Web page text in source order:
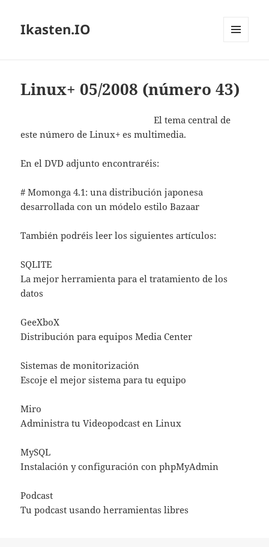
Ikasten.IO
Linux+ 05/2008 (número 43)
El tema central de
este número de Linux+ es multimedia.
En el DVD adjunto encontraréis:
# Momonga 4.1: una distribución japonesa
desarrollada con un módelo estilo Bazaar
También podréis leer los siguientes artículos:
SQLITE
La mejor herramienta para el tratamiento de los
datos
GeeXboX
Distribución para equipos Media Center
Sistemas de monitorización
Escoje el mejor sistema para tu equipo
Miro
Administra tu Videopodcast en Linux
MySQL
Instalación y configuración con phpMyAdmin
Podcast
Tu podcast usando herramientas libres